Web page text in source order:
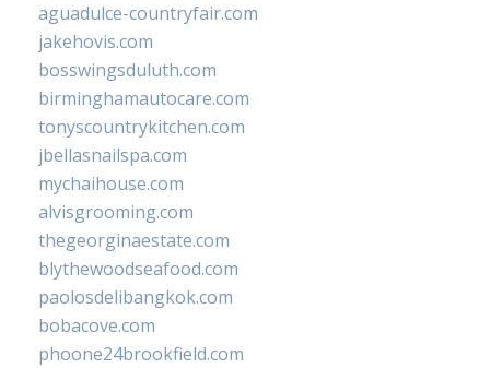
aguadulce-countryfair.com
jakehovis.com
bosswingsduluth.com
birminghamautocare.com
tonyscountrykitchen.com
jbellasnailspa.com
mychaihouse.com
alvisgrooming.com
thegeorginaestate.com
blythewoodseafood.com
paolosdelibangkok.com
bobacove.com
phoone24brookfield.com